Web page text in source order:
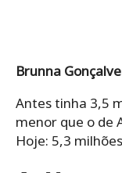
Brunna
Antes tinha 3,5
menor que o de
Hoje: 5,3 milhões